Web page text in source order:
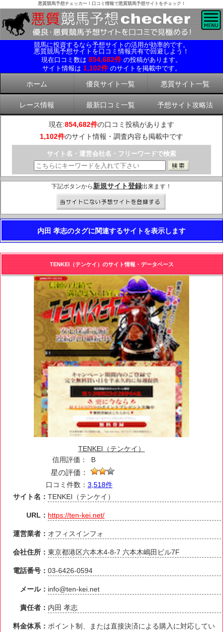
悪質競馬予想チェッカー！口コミ情報で悪質競馬予想サイトをチェック！
競馬に投資するなら予想サイトの活用が効率的です。
悪質競馬予想サイトを口コミ情報共有で回避しよう！
現在口コミ数は 854,682件 の投稿があります。
サイト情報は 1,102件 のサイトを掲載中です。
ホーム 優良サイト一覧 悪質サイト一覧
レース情報 最新口コミ一覧 予想サイト攻略法
現在:854,682件の口コミ投稿があります
1,102件のサイト情報・調査内容も掲載中です
サイト名・運営会社名・フリーワードで検索
下記ボタンから 新規サイト登録出来ます！
内田 孝志のタグに関連するサイトを表示します
TENKEI（テンケイ）のサイト情報・データベース
TENKEI（テンケイ）
信用評価：
B
星の評価：
口コミ件数： 3,518件
サイト名：TENKEI（テンケイ）
URL： https://ten-kei.net/
運営業者： オフィスインフォ
会社住所：東京都港区六本木4-8-7 六本木嶋田ビル7F
電話番号：03-6426-0594
メール： info@ten-kei.net
責任者： 内田 孝志
料金体系： ポイント制、または直接決済による購入に対応してい